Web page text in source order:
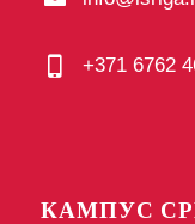
+371 6762
КАМПУС